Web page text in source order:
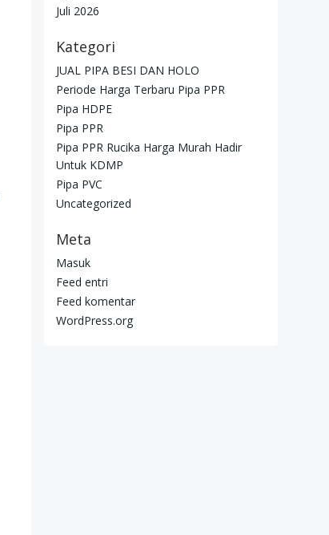
Juli 2026
Kategori
JUAL PIPA BESI DAN HOLO
Periode Harga Terbaru Pipa PPR
Pipa HDPE
Pipa PPR
Pipa PPR Rucika Harga Murah Hadir
Untuk KDMP
Pipa PVC
Uncategorized
Meta
Masuk
Feed entri
Feed komentar
WordPress.org